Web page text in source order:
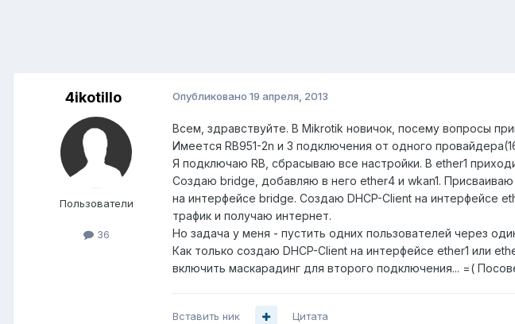
4ikotillo
Пользователи
36
Опубликовано 19 апреля, 2013
Всем, здравствуйте. В Mikrotik новичок, посему вопросы
Имеется RB951-2n и 3 подключения от одного
Я подключаю RB, сбрасываю все настройки. В ether1
Создаю bridge, добавляю в него ether4 и wkan1.
на интерфейсе bridge. Создаю DHCP-Client на интерфейсе
трафик и получаю интернет.
Но задача у меня - пустить одних пользователей через
Как только создаю DHCP-Client на интерфейсе ether1 или
включить маскарадинг для второго подключения... =(
Вставить ник Цитата